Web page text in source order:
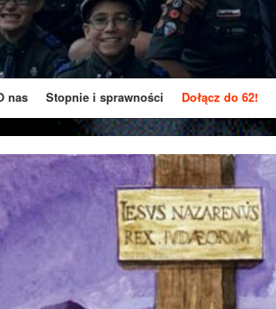
nas Stopnie i sprawności Dołącz do 62!